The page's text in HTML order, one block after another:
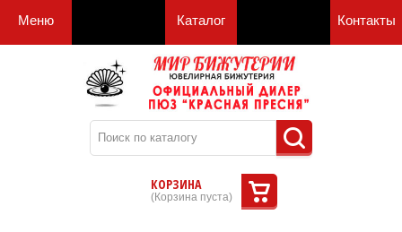
Меню Каталог Контакты
КОРЗИНА
(Корзина пуста)